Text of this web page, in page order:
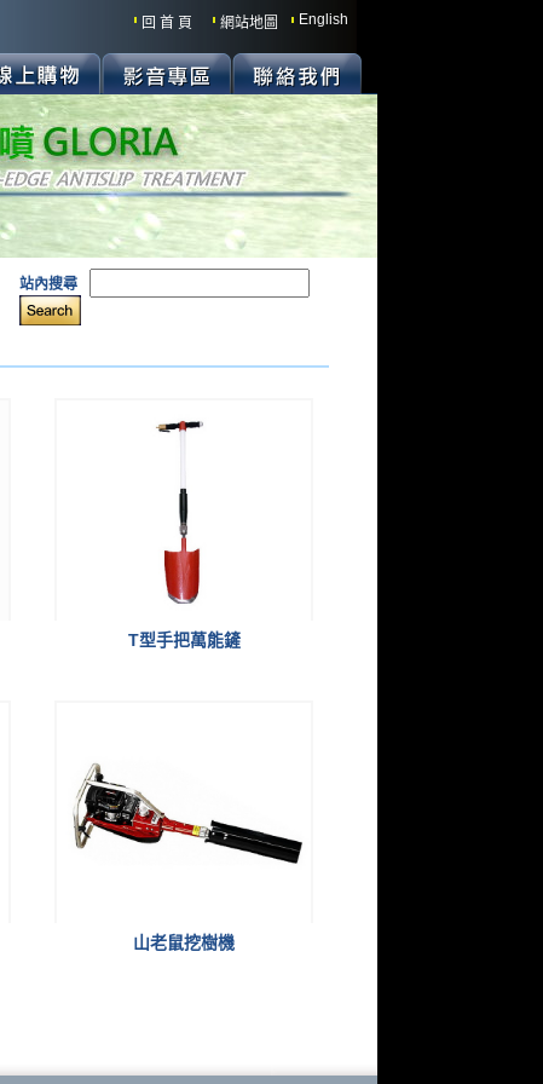
回 首 頁 網站地圖 English
站內搜尋
T型手把萬能鏟
山老鼠挖樹機